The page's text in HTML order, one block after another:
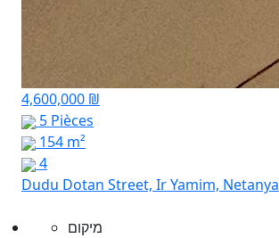
4,600,000 ₪
5 Pièces
154 m²
4
Dudu Dotan Street, Ir Yamim, Netanya
מיקום